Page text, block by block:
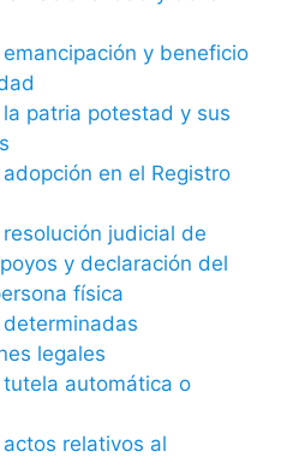
y beneficio
patria potestad y sus
en el Registro
judicial de
y declaración del
física
legales
automática o
relativos al